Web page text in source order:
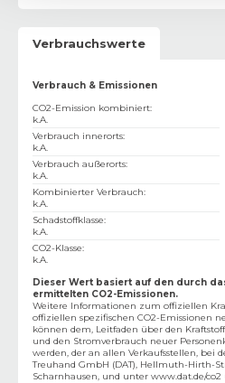
Verbrauchswerte
Verbrauch & Emissionen
CO2-Emission kombiniert:
k.A.
Verbrauch innerorts:
k.A.
Verbrauch außerorts:
k.A.
Kombinierter Verbrauch:
k.A.
Schadstoffklasse:
k.A.
CO2-Klasse:
k.A.
Dieser Wert basiert auf den durch
ermittelten CO2-Emissionen.
Weitere Informationen zum offiziellen
offiziellen spezifischen CO2-Emissionen
können dem‚ Leitfaden über den
und den Stromverbrauch neuer
werden, der an allen Verkaufsstellen, bei
Treuhand GmbH (DAT), Hellmuth-Hirth-
Scharnhausen, und unter www.dat.de/co2